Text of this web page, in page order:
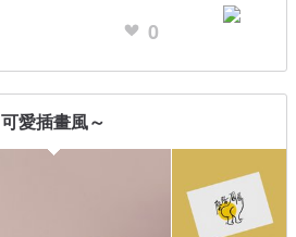
0
可愛插畫風～